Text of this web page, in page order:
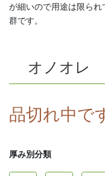
が細いので用途は限ら
群です。
オノオレ
品切れ中で
厚み別分類